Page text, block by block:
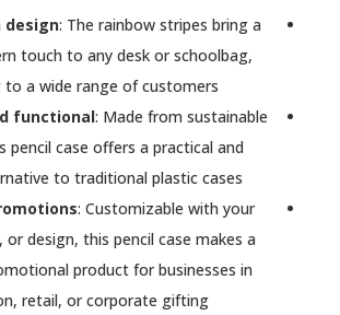
design: The rainbow stripes bring a
touch to any desk or schoolbag,
to a wide range of customers.
functional: Made from sustainable
pencil case offers a practical and
to traditional plastic cases.
: Customizable with your
design, this pencil case makes a
product for businesses in
retail, or corporate gifting.